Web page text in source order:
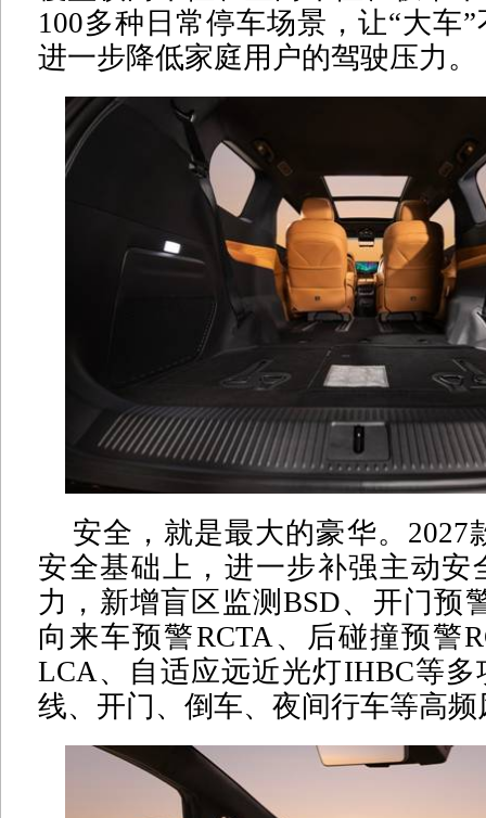
100多种日常停车场景，让“大车
进一步降低家庭用户的驾驶压力。
安全，就是最大的豪华。2027
安全基础上，进一步补强主动安
力，新增盲区监测BSD、开门预
向来车预警RCTA、后碰撞预警
LCA、自适应远近光灯IHBC等
线、开门、倒车、夜间行车等高